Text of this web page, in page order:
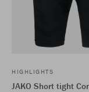
HIGHLIGHTS
JAKO Short tight